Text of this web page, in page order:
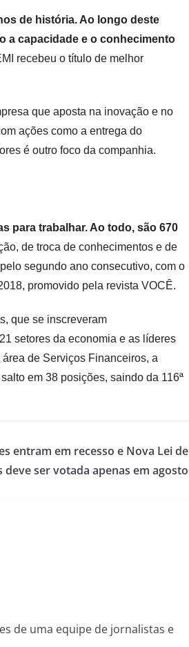
de história. Ao longo deste
a capacidade e o conhecimento
recebeu o título de melhor
que aposta na inovação e no
ações como a entrega do
é outro foco da companhia.
para trabalhar. Ao todo, são 670
de troca de conhecimentos e de
segundo ano consecutivo, com o
promovido pela revista VOCÊ.
que se inscreveram
setores da economia e as líderes
de Serviços Financeiros, a
em 38 posições, saindo da 116ª
entram em recesso e Nova Lei de
deve ser votada apenas em agosto
de uma equipe de jornalistas e